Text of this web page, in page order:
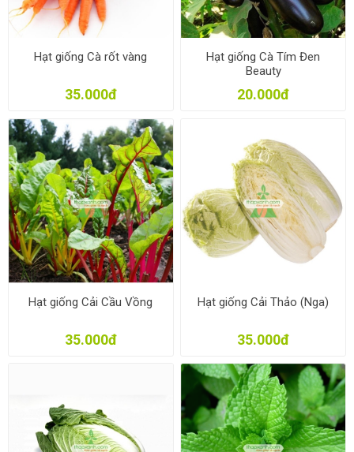
Hạt giống Cà rốt vàng
35.000đ
Hạt giống Cà Tím Đen
Beauty
20.000đ
Hạt giống Cải Cầu Vồng
35.000đ
Hạt giống Cải Thảo (Nga)
35.000đ